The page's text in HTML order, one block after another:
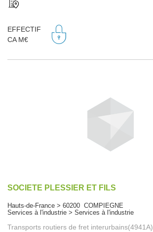
EFFECTIF
CA M€
SOCIETE PLESSIER ET FILS
Hauts-de-France > 60200 COMPIEGNE
Services à l'industrie > Services à l'industrie
Transports routiers de fret interurbains(4941A)